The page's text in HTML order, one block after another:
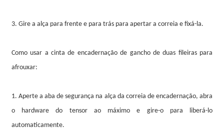
3. Gire a alça para frente e para trás para apertar a correia e fixá-la.
Como usar a cinta de encadernação de gancho de duas fileiras para
afrouxar:
1. Aperte a aba de segurança na alça da correia de encadernação, abra
o hardware do tensor ao máximo e gire-o para liberá-lo
automaticamente.